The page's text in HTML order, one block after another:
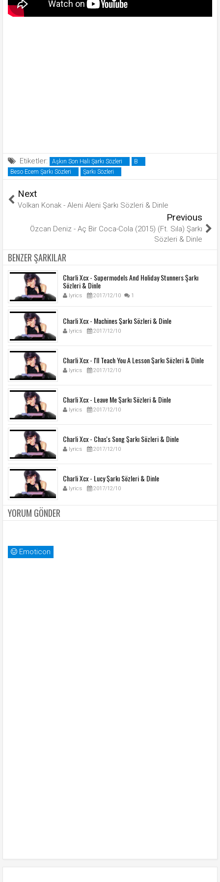
Etiketler: Aşkın Son Hali Şarkı Sözleri
B
Beso Ecem Şarkı Sözleri
Şarkı Sözleri
Next
Volkan Konak - Aleni Aleni Şarkı Sözleri & Dinle
Previous
Özcan Deniz - Aç Bir Coca-Cola (2015) (Ft. Sıla) Şarkı
Sözleri & Dinle
BENZER ŞARKILAR
Charli Xcx - Supermodels And Holiday Stunners Şarkı
Sözleri & Dinle
lyrics 2017/12/10 1
Charli Xcx - Machines Şarkı Sözleri & Dinle
lyrics 2017/12/10
Charli Xcx - I'll Teach You A Lesson Şarkı Sözleri & Dinle
lyrics 2017/12/10
Charli Xcx - Leave Me Şarkı Sözleri & Dinle
lyrics 2017/12/10
Charli Xcx - Chas's Song Şarkı Sözleri & Dinle
lyrics 2017/12/10
Charli Xcx - Lucy Şarkı Sözleri & Dinle
lyrics 2017/12/10
YORUM GÖNDER
Emoticon